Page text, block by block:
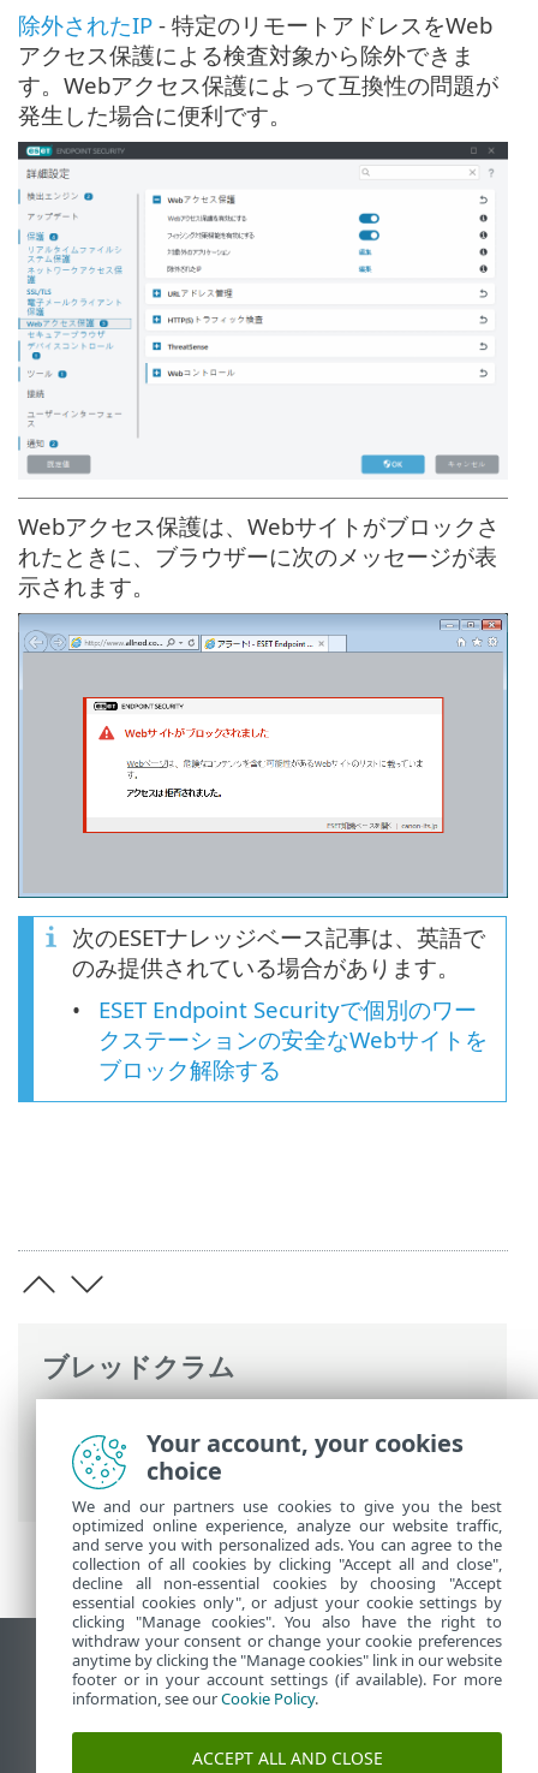
ブレッドクラム
Security >詳細設定>保護> Webアクセス
保護
除外されたIP - 特定のリモートアドレスをWeb
アクセス保護による検査対象から除外できま
す。Webアクセス保護によって互換性の問題が
発生した場合に便利です。
Webアクセス保護は、Webサイトがブロックさ
れたときに、ブラウザーに次のメッセージが表
示されます。
次のESETナレッジベース記事は、英語で
のみ提供されている場合があります。
ESET Endpoint Securityで個別のワー
クステーションの安全なWebサイトを
ブロック解除する
デスクトップサイトの表示
End of Life
ESETナレッジベース
ESETフォーラム
Your account, your cookies
choice
We and our partners use cookies to give you the best
optimized online experience, analyze our website traffic,
and serve you with personalized ads. You can agree to the
collection of all cookies by clicking "Accept all and close",
decline all non-essential cookies by choosing "Accept
essential cookies only", or adjust your cookie settings by
clicking "Manage cookies". You also have the right to
withdraw your consent or change your cookie preferences
anytime by clicking the "Manage cookies" link in our website
footer or in your account settings (if available). For more
information, see ourCookie Policy.
ACCEPT ALL AND CLOSE